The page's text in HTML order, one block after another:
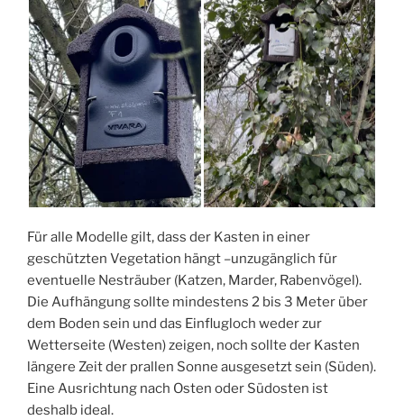
Für alle Modelle gilt, dass der Kasten in einer
geschützten Vegetation hängt –unzugänglich für
eventuelle Nesträuber (Katzen, Marder, Rabenvögel).
Die Aufhängung sollte mindestens 2 bis 3 Meter über
dem Boden sein und das Einflugloch weder zur
Wetterseite (Westen) zeigen, noch sollte der Kasten
längere Zeit der prallen Sonne ausgesetzt sein (Süden).
Eine Ausrichtung nach Osten oder Südosten ist
deshalb ideal.